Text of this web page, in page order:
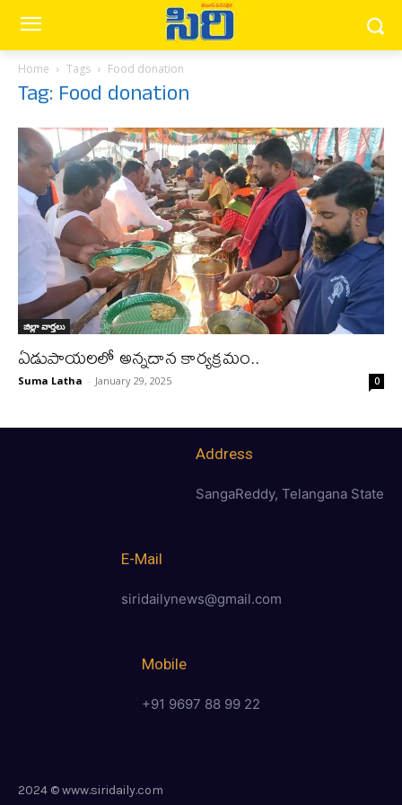
Home Tags Food donation
Tag: Food donation
జిల్లా వార్త‌లు
ఏడుపాయలలో అన్నదాన కార్యక్రమం..
Suma Latha - January 29, 2025 0
Address
SangaReddy, Telangana State
E-Mail
siridailynews@gmail.com
Mobile
+91 9697 88 99 22
2024 © www.siridaily.com